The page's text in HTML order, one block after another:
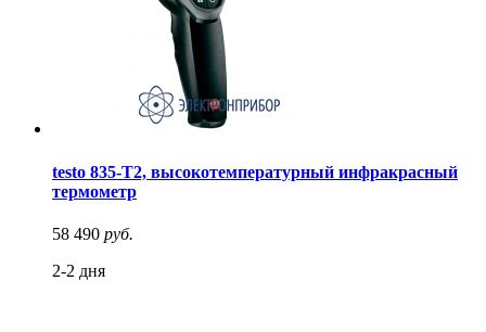
testo 835-T2, высокотемпературный инфракрасный
термометр
58 490 руб.
2-2 дня